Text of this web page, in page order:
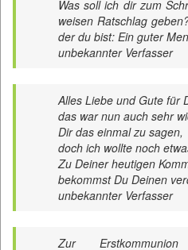
Was soll ich dir zum
weisen Ratschlag
der du bist: Ein guter
unbekannter Verfasser
Alles Liebe und Gute für
das war nun auch sehr
Dir das einmal zu sagen,
doch ich wollte noch
Zu Deiner heutigen
bekommst Du Deinen
unbekannter Verfasser
Zur